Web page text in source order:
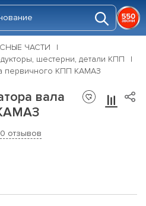
ЧАСТИ
шестерни, детали КПП
первичного КПП КАМАЗ
вала
0 отзывов